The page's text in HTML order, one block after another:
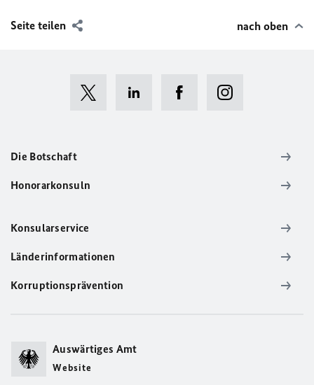
Seite teilen nach oben
Die Botschaft
Honorarkonsuln
Konsularservice
Länderinformationen
Korruptionsprävention
Auswärtiges Amt
Website